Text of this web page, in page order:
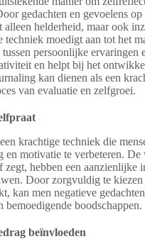
gedachten en gevoelens op
alleen helderheid, maar ook
techniek moedigt aan tot het
persoonlijke ervaringen
en helpt bij het
kan dienen als een
van evaluatie en zelfgroei.
krachtige techniek die
en motivatie te verbeteren. De
zegt, hebben een aanzienlijke
Door zorgvuldig te
kan men negatieve
bemoedigende boodschappen.
beïnvloeden